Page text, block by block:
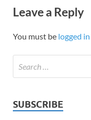
Leave a Reply
You must be logged in
SUBSCRIBE